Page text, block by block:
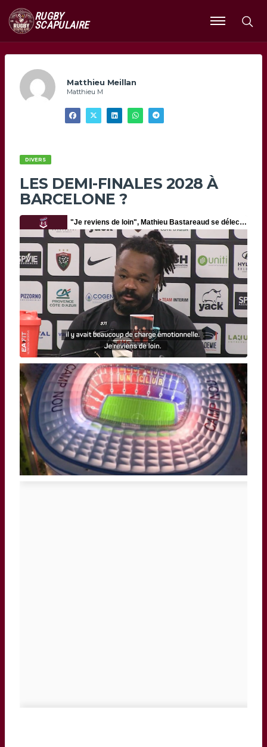
RUGBY
SCAPULAIRE
Ouvrir
le
Matthieu Meillan
Matthieu M
DIVERS
LES DEMI-FINALES 2028 À
BARCELONE ?